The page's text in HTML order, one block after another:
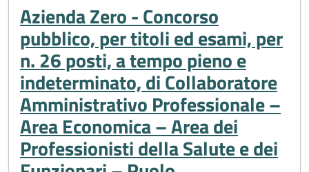
Azienda Zero - Concorso
pubblico, per titoli ed esami, per
n. 26 posti, a tempo pieno e
indeterminato, di Collaboratore
Amministrativo Professionale –
Area Economica – Area dei
Professionisti della Salute e dei